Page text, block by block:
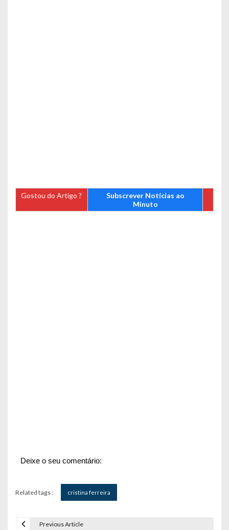
Gostou do Artigo ?
Subscrever Notícias ao
Minuto
Deixe o seu comentário:
Related tags : cristina ferreira
Previous Article